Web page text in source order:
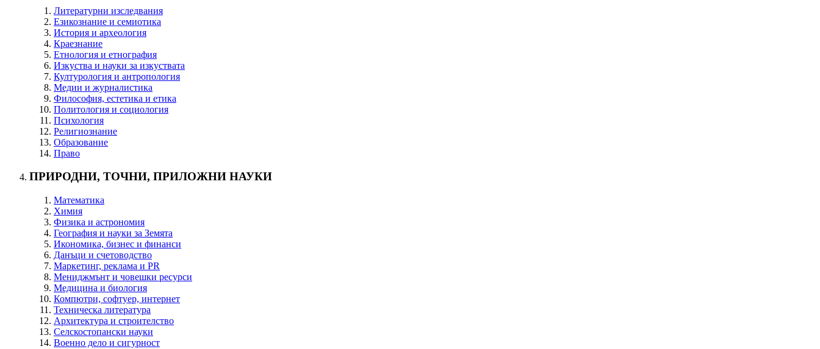
Литературни изследвания
Езикознание и семиотика
История и археология
Краезнание
Етнология и етнография
Изкуства и науки за изкуствата
Културология и антропология
Медии и журналистика
Философия, естетика и етика
Политология и социология
Психология
Религиознание
Образование
Право
ПРИРОДНИ, ТОЧНИ, ПРИЛОЖНИ НАУКИ
Математика
Химия
Физика и астрономия
География и науки за Земята
Икономика, бизнес и финанси
Данъци и счетоводство
Маркетинг, реклама и PR
Мениджмънт и човешки ресурси
Медицина и биология
Компютри, софтуер, интернет
Техническа литература
Архитектура и строителство
Селскостопански науки
Военно дело и сигурност